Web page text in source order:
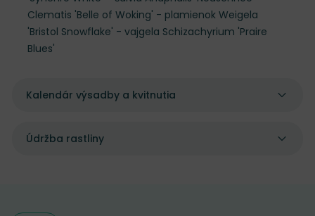
Clematis 'Belle of Woking' - plamienok Weigela
'Bristol Snowflake' - vajgela Schizachyrium 'Praire
Blues'
Kalendár výsadby a kvitnutia
Údržba rastliny